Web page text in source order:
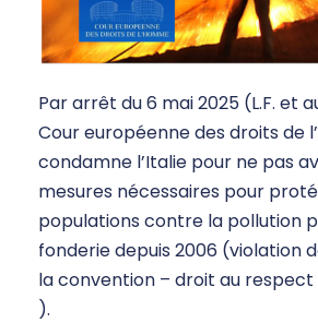
Par arrêt du 6 mai 2025 (L.F. et
Cour européenne des droits de
condamne l’Italie pour ne pas
mesures nécessaires pour
populations contre la pollution
fonderie depuis 2006 (violation
la convention – droit au respect
).